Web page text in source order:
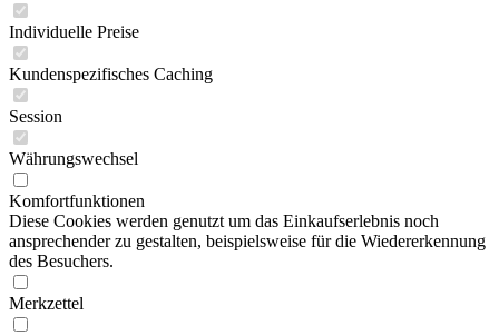
Individuelle Preise
Kundenspezifisches Caching
Session
Währungswechsel
Komfortfunktionen
Diese Cookies werden genutzt um das Einkaufserlebnis noch
ansprechender zu gestalten, beispielsweise für die Wiedererkennung
des Besuchers.
Merkzettel